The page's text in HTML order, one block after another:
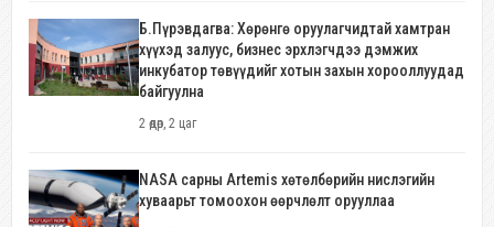
Б.Пүрэвдагва: Хөрөнгө оруулагчидтай хамтран
хүүхэд залуус, бизнес эрхлэгчдээ дэмжих
инкубатор төвүүдийг хотын захын хорооллуудад
байгуулна
2 өдөр, 2 цаг
NASA сарны Artemis хөтөлбөрийн нислэгийн
хуваарьт томоохон өөрчлөлт орууллаа